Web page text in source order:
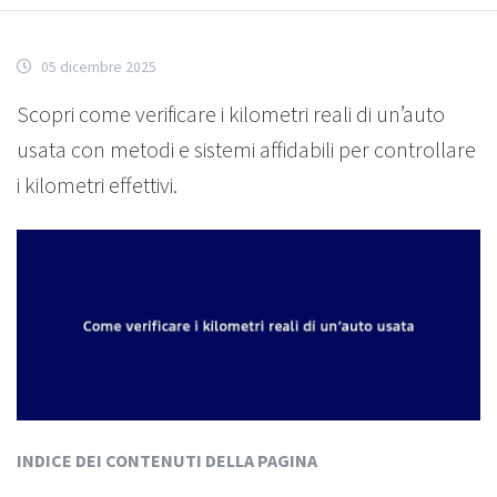
05 dicembre 2025
Scopri come verificare i kilometri reali di un’auto
usata con metodi e sistemi affidabili per controllare
i kilometri effettivi.
INDICE DEI CONTENUTI DELLA PAGINA